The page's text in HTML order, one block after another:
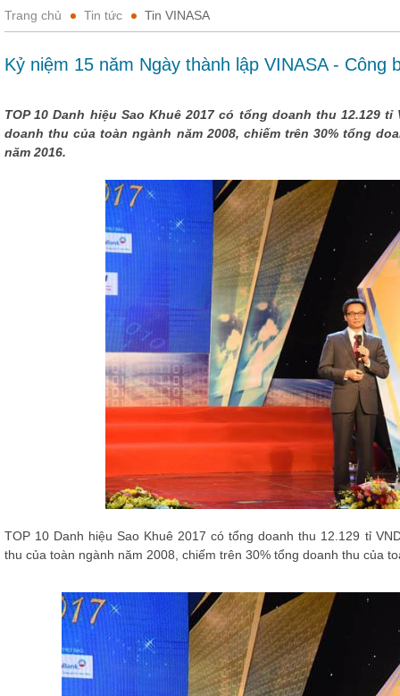
Trang chủ Tin tức Tin VINASA
Kỷ niệm 15 năm Ngày thành lập VINASA - Công
TOP 10 Danh hiệu Sao Khuê 2017 có tổng doanh thu 12.129
doanh thu của toàn ngành năm 2008, chiếm trên 30% tổng
năm 2016.
TOP 10 Danh hiệu Sao Khuê 2017 có tổng doanh thu 12.129 tỉ
thu của toàn ngành năm 2008, chiếm trên 30% tổng doanh thu của